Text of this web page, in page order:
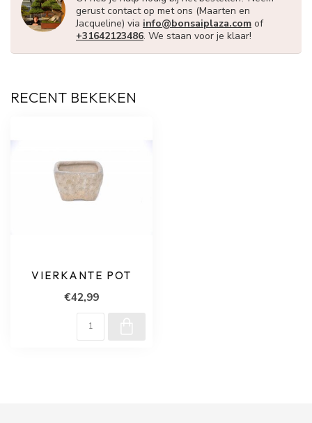
gerust contact op met ons (Maarten en
Jacqueline) via info@bonsaiplaza.com of
+31642123486. We staan voor je klaar!
RECENT BEKEKEN
VIERKANTE POT
€42,99